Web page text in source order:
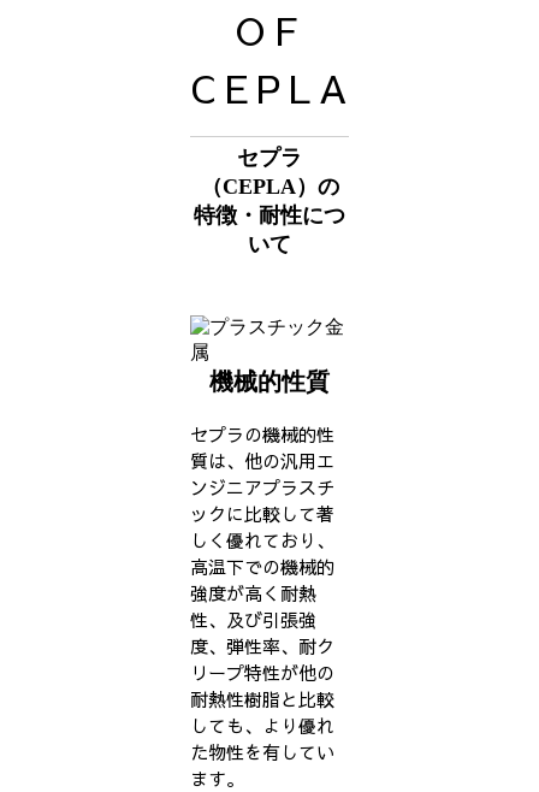
OF
CEPLA
セプラ
（CEPLA）の
特徴・耐性につ
いて
機械的性質
セプラの機械的性
質は、他の汎用エ
ンジニアプラスチ
ックに比較して著
しく優れており、
高温下での機械的
強度が高く耐熱
性、及び引張強
度、弾性率、耐ク
リープ特性が他の
耐熱性樹脂と比較
しても、より優れ
た物性を有してい
ます。